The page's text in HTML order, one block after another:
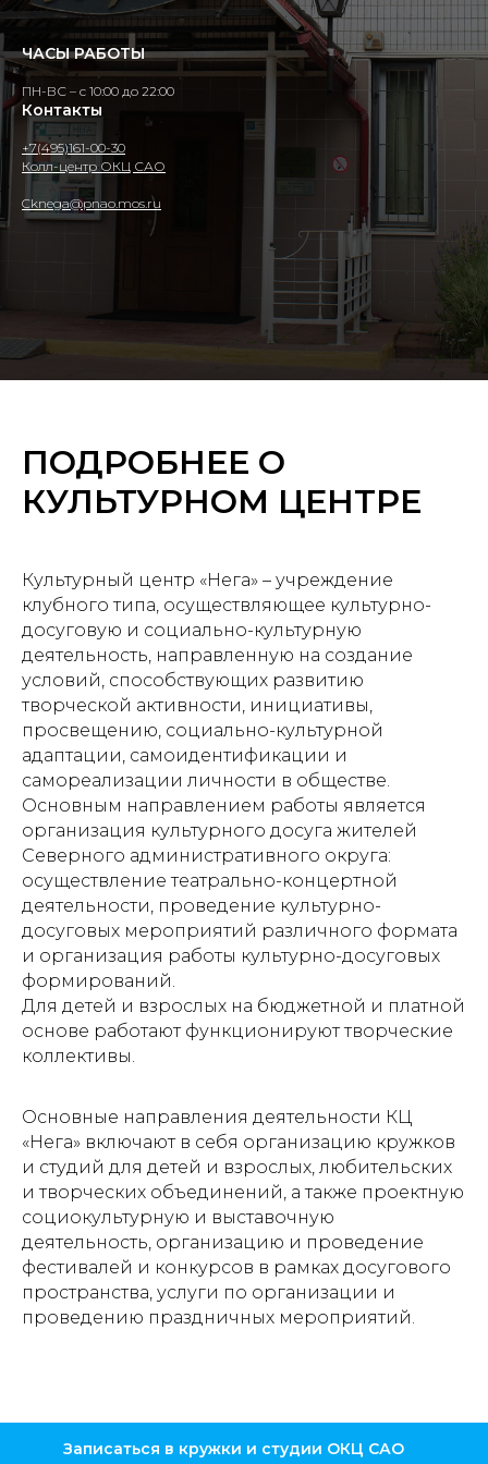
ЧАСЫ РАБОТЫ
ПН-ВС – с 10:00 до 22:00
Контакты
+7(495)161-00-30
Колл-центр ОКЦ САО
Cknega@pnao.mos.ru
ПОДРОБНЕЕ О
КУЛЬТУРНОМ ЦЕНТРЕ
Культурный центр «Нега» – учреждение
клубного типа, осуществляющее культурно-
досуговую и социально-культурную
деятельность, направленную на создание
условий, способствующих развитию
творческой активности, инициативы,
просвещению, социально-культурной
адаптации, самоидентификации и
самореализации личности в обществе.
Основным направлением работы является
организация культурного досуга жителей
Северного административного округа:
осуществление театрально-концертной
деятельности, проведение культурно-
досуговых мероприятий различного формата
и организация работы культурно-досуговых
формирований.
Для детей и взрослых на бюджетной и платной
основе работают функционируют творческие
коллективы.
Основные направления деятельности КЦ
«Нега» включают в себя организацию кружков
и студий для детей и взрослых, любительских
и творческих объединений, а также проектную
социокультурную и выставочную
деятельность, организацию и проведение
фестивалей и конкурсов в рамках досугового
пространства, услуги по организации и
проведению праздничных мероприятий.
Записаться в кружки и студии ОКЦ САО